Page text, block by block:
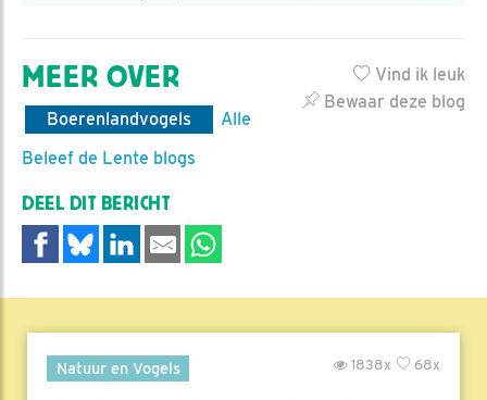
Vind ik leuk
Bewaar deze blog
MEER OVER
Boerenlandvogels
Alle
Beleef de Lente blogs
DEEL DIT BERICHT
Natuur en Vogels 68x
1838x